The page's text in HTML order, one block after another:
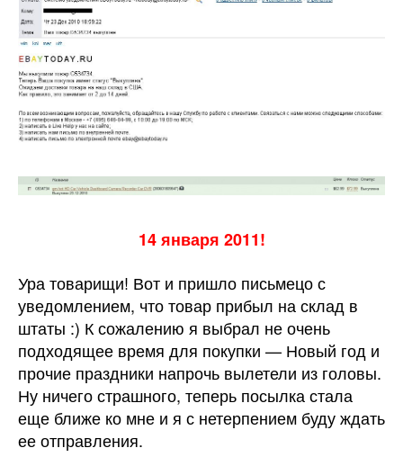
14 января 2011!
Ура товарищи! Вот и пришло письмецо с
уведомлением, что товар прибыл на склад в
штаты :) К сожалению я выбрал не очень
подходящее время для покупки — Новый год и
прочие праздники напрочь вылетели из головы.
Ну ничего страшного, теперь посылка стала
еще ближе ко мне и я с нетерпением буду ждать
ее отправления.